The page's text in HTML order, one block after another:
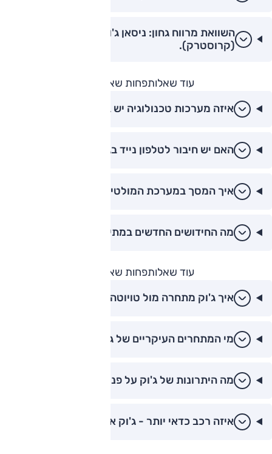
(קרוסטרק).
עוד שאלותפחות שאלות
איזה מערכות טכנולוגיה יש בג'וק?
האם יש חיבור לטלפון נייד בג'וק?
איך המסך במערכת המולטימדיה?
מה החידושים החדשים במתיחת הפנים של 2024?
עוד שאלותפחות שאלות
איך ג'וק מתחרה מול טויוטה יאריס קרוס?
מי המתחרים העיקריים של ג'וק?
מה היתרונות של ג'וק על פני המתחרים?
איזה רכב כדאי יותר - ג'וק או קפצ'ור?